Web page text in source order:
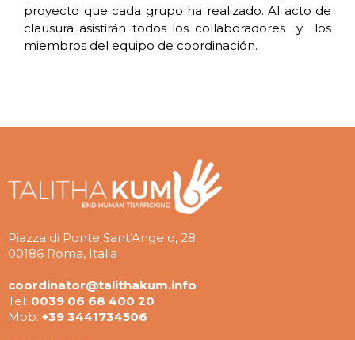
proyecto que cada grupo ha realizado. Al acto de
clausura asistirán todos los collaboradores y los
miembros del equipo de coordinación.
Piazza di Ponte Sant'Angelo, 28
00186 Roma, Italia
coordinator@talithakum.info
Tel: 0039 06 68 400 20
Mob: +39 3441734506